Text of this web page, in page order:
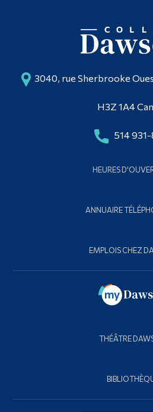
3040, rue Sherbrooke
H3Z 1A4
514 931-
HEURES
ANNUAIRE
EMPLOIS CHEZ
THÉÂTRE